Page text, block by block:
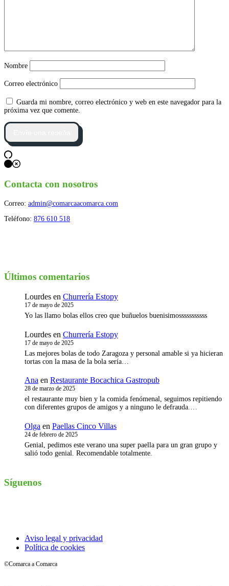
Nombre
Correo electrónico
Guarda mi nombre, correo electrónico y web en este navegador para la
próxima vez que comente.
Contacta con nosotros
Correo: admin@comarcaacomarca.com
Teléfono: 876 610 518
Últimos comentarios
Lourdes en Churrería Estopy
17 de mayo de 2025
Yo las llamo bolas ellos creo que buñuelos buenisimosssssssssss
Lourdes en Churrería Estopy
17 de mayo de 2025
Las mejores bolas de todo Zaragoza y personal amable si ya hicieran
tortas con la masa de la bola sería…
Ana en Restaurante Bocachica Gastropub
28 de marzo de 2025
el restaurante muy bien y la comida fenómenal, seguimos repitiendo
con diferentes grupos de amigos y a ninguno le defrauda.…
Olga en Paellas Cinco Villas
24 de febrero de 2025
Genial, pedimos este verano una super paella para un gran grupo y
salió todo genial. Recomendable totalmente.
Síguenos
Aviso legal y privacidad
Política de cookies
©Comarca a Comarca